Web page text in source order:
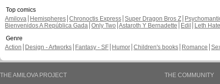
Top comics
Amilova
Hemispheres Chronoctis Express Super Dragon Bros Z
Bienvenidos A República Gada Only Two Astaroth Y Bernadette Edil
Leth Hate
Genre
Action
Design - Artworks Fantasy - SF Humor Children's books Romance
THE AMILOVA PROJECT
THE COMMUNITY